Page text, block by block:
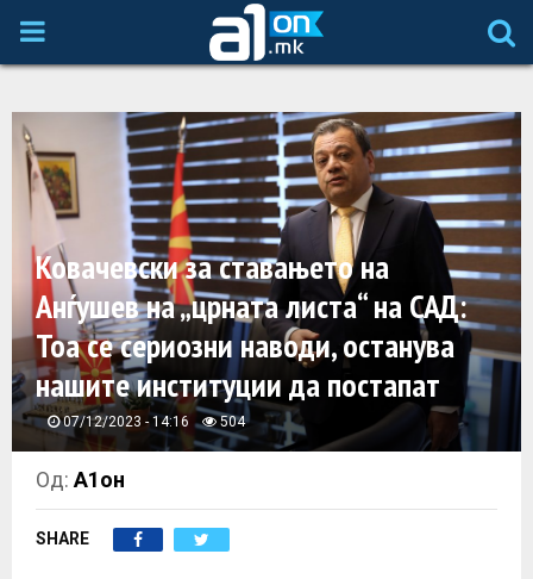
P
I
M
A
R
Y
M
E
Ковачевски за ставањето на
Анѓушев на „црната листа“ на САД:
Тоа се сериозни наводи, останува
нашите институции да постапат
07/12/2023 - 14:16 504
Од:А1он
SHARE